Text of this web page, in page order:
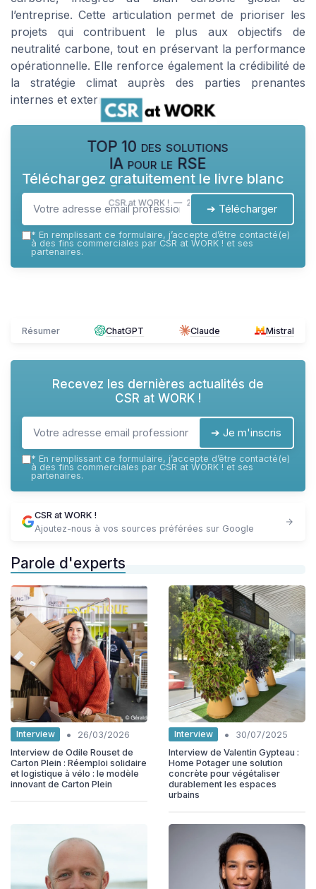
l’entreprise. Cette articulation permet de prioriser les
projets qui contribuent le plus aux objectifs de
neutralité carbone, tout en préservant la performance
opérationnelle. Elle renforce également la crédibilité de
la stratégie climat auprès des parties prenantes
internes et externes.
TOP 10 des solutions
IA pour le RSE
CSR at WORK ! — 2026
Téléchargez gratuitement le livre blanc
➔ Télécharger
* En remplissant ce formulaire, j’accepte d’être contacté(e)
à des fins commerciales par CSR at WORK ! et ses
partenaires.
Résumer ChatGPT Claude Mistral
Recevez les dernières actualités de
CSR at WORK !
➔ Je m'inscris
* En remplissant ce formulaire, j’accepte d’être contacté(e)
à des fins commerciales par CSR at WORK ! et ses
partenaires.
CSR at WORK !
Ajoutez-nous à vos sources préférées sur Google
Parole d'experts
Interview •
26/03/2026
Interview de Odile Rouset de
Carton Plein : Réemploi solidaire
et logistique à vélo : le modèle
innovant de Carton Plein
Interview •
30/07/2025
Interview de Valentin Gypteau :
Home Potager une solution
concrète pour végétaliser
durablement les espaces
urbains